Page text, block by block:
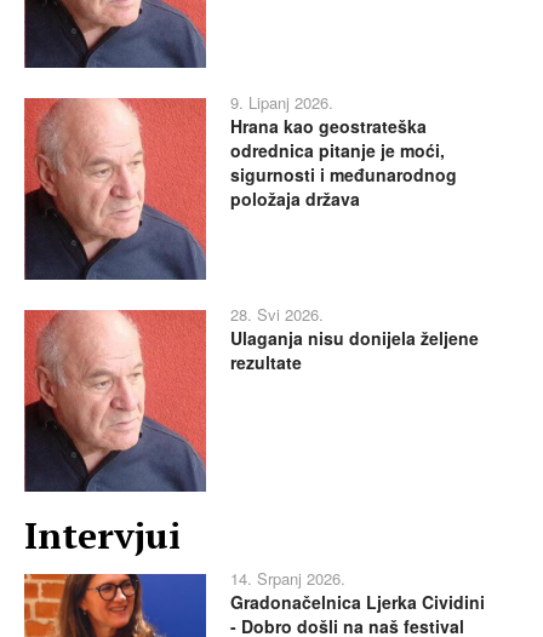
9. Lipanj 2026.
Hrana kao geostrateška
odrednica pitanje je moći,
sigurnosti i međunarodnog
položaja država
28. Svi 2026.
Ulaganja nisu donijela željene
rezultate
Intervjui
14. Srpanj 2026.
Gradonačelnica Ljerka Cividini
- Dobro došli na naš festival